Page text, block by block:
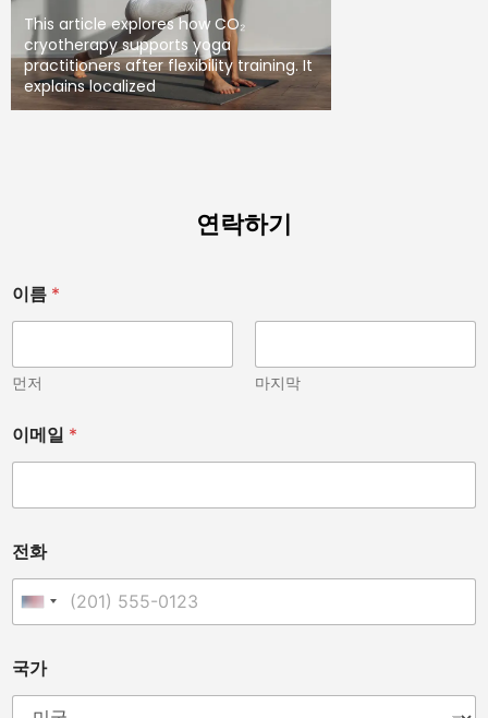
This article explores how CO₂
cryotherapy supports yoga
practitioners after flexibility training. It
explains localized
연락하기
이름 *
먼저 마지막
이메일 *
전화
United States +1
국가